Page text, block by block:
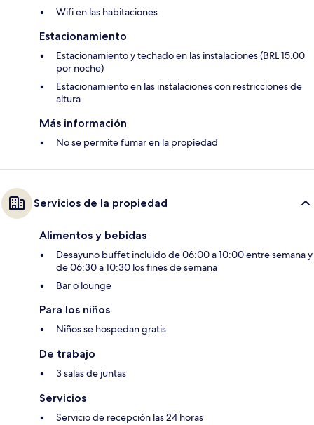
Wifi en las habitaciones
Estacionamiento
Estacionamiento y techado en las instalaciones (BRL 15.00
por noche)
Estacionamiento en las instalaciones con restricciones de
altura
Más información
No se permite fumar en la propiedad
Servicios de la propiedad
Alimentos y bebidas
Desayuno buffet incluido de 06:00 a 10:00 entre semana y
de 06:30 a 10:30 los fines de semana
Bar o lounge
Para los niños
Niños se hospedan gratis
De trabajo
3 salas de juntas
Servicios
Servicio de recepción las 24 horas